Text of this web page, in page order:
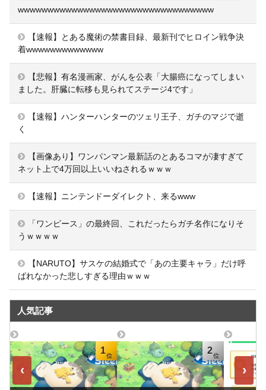
wwwwwwwwwwwwwwwwwwwwwwwwwwwwwwwww
【速報】とある魔術の禁書目録、最新刊でヒロイン戦争決
着wwwwwwwwwwwww
【悲報】有名漫画家、がんを公表「大腸癌になってしまい
ました。肝臓に転移も見られてステージ4です」
【速報】ハンターハンターのツェリ王子、ガチのマジで逝
く
【画像あり】ワンパンマン最新話のとあるコマが凄すぎて
ネット上で4万回以上いいねされるｗｗｗ
【速報】ニンテンドーダイレクト、来るwww
「ワンピース」の最終回、これだったらガチ名作になりそ
うｗｗｗｗ
【NARUTO】サスケの結婚式で「あの主要キャラ」だけ呼
ばれなかった悲しすぎる理由ｗｗｗ
人気記事
‹
1 2
›